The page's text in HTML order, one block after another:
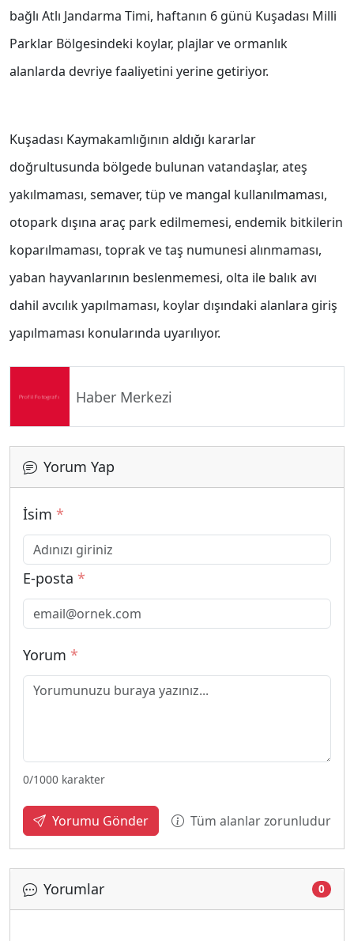
bağlı Atlı Jandarma Timi, haftanın 6 günü Kuşadası Milli
Parklar Bölgesindeki koylar, plajlar ve ormanlık
alanlarda devriye faaliyetini yerine getiriyor.
Kuşadası Kaymakamlığının aldığı kararlar
doğrultusunda bölgede bulunan vatandaşlar, ateş
yakılmaması, semaver, tüp ve mangal kullanılmaması,
otopark dışına araç park edilmemesi, endemik bitkilerin
koparılmaması, toprak ve taş numunesi alınmaması,
yaban hayvanlarının beslenmemesi, olta ile balık avı
dahil avcılık yapılmaması, koylar dışındaki alanlara giriş
yapılmaması konularında uyarılıyor.
Haber Merkezi
Yorum Yap
İsim *
E-posta *
Yorum *
0/1000 karakter
Yorumu Gönder Tüm alanlar zorunludur
Yorumlar 0